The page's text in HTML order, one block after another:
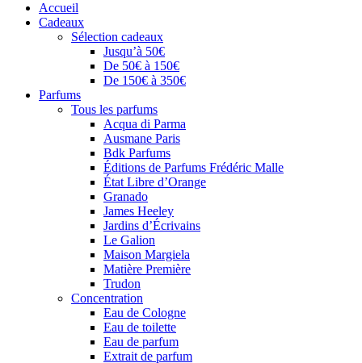
Accueil
Cadeaux
Sélection cadeaux
Jusqu’à 50€
De 50€ à 150€
De 150€ à 350€
Parfums
Tous les parfums
Acqua di Parma
Ausmane Paris
Bdk Parfums
Éditions de Parfums Frédéric Malle
État Libre d’Orange
Granado
James Heeley
Jardins d’Écrivains
Le Galion
Maison Margiela
Matière Première
Trudon
Concentration
Eau de Cologne
Eau de toilette
Eau de parfum
Extrait de parfum